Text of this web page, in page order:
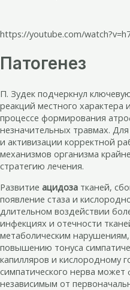
https://youtube.com/
Патогенез
П. Зудек подчеркнул
реакций местного характера
процессе формирования
незначительных травмах.
и активизации корректной
механизмов организма
стратегию лечения.
Развитие ацидоза тканей,
появление стаза и
длительном воздействии
инфекциях и отечности
метаболическим
повышению тонуса
капилляров и кислородному
симпатического нерва может
независимым от